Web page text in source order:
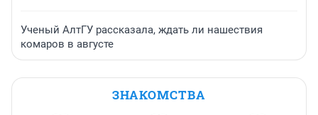
Ученый АлтГУ рассказала, ждать ли нашествия
комаров в августе
ЗНАКОМСТВА